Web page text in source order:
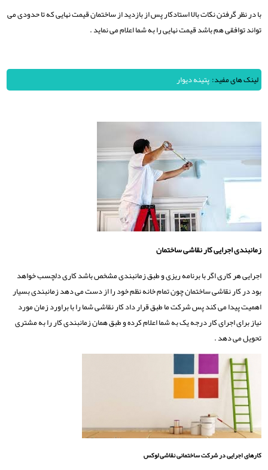
با در نظر گرفتن نکات بالا استادکار پس از بازدید از ساختمان قیمت نهایی که تا حدودی می
تواند توافقی هم باشد قیمت نهایی را به شما اعلام می نماید .
لینک های مفید: پتینه دیوار
زمانبندی اجرایی کار نقاشی ساختمان
اجرایی هر کاری اگر با برنامه ریزی و طبق زمانبندی مشخص باشد کاری دلچسب خواهد
بود در کار نقاشی ساختمان چون تمام خانه نظم خود را از دست می دهد زمانبندی بسیار
اهمیت پیدا می کند پس شرکت ما طبق قرار داد کار نقاشی شما را با براورد زمان مورد
نیاز برای اجرای کار درجه یک به شما اعلام کرده و طبق همان زمانبندی کار را به مشتری
تحویل می دهد .
کارهای اجرایی در شرکت ساختمانی نقاشی لوکس